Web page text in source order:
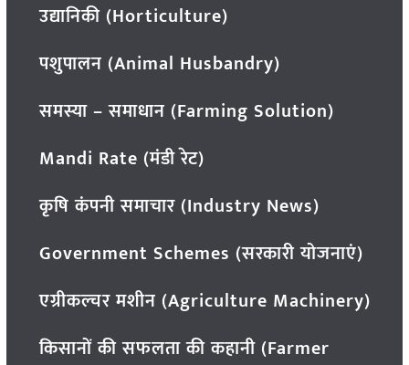
उद्यानिकी (Horticulture)
पशुपालन (Animal Husbandry)
समस्या – समाधान (Farming Solution)
Mandi Rate (मंडी रेट)
कृषि कंपनी समाचार (Industry News)
Government Schemes (सरकारी योजनाएं)
एग्रीकल्चर मशीन (Agriculture Machinery)
किसानों की सफलता की कहानी (Farmer